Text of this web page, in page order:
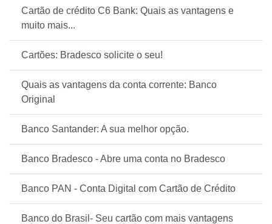
Cartão de crédito C6 Bank: Quais as vantagens e
muito mais...
Cartões: Bradesco solicite o seu!
Quais as vantagens da conta corrente: Banco
Original
Banco Santander: A sua melhor opção.
Banco Bradesco - Abre uma conta no Bradesco
Banco PAN - Conta Digital com Cartão de Crédito
Banco do Brasil- Seu cartão com mais vantagens